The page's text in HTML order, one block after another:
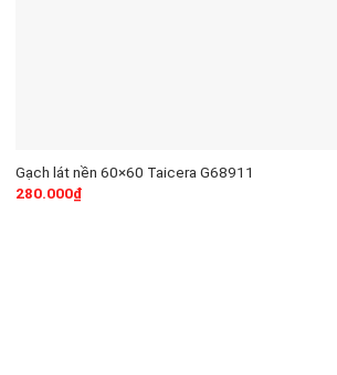
Gạch lát nền 60×60 Taicera G68911
280.000₫